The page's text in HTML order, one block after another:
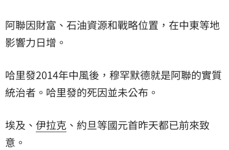
阿聯因財富、石油資源和戰略位置，在中東等地
影響力日增。
哈里發2014年中風後，穆罕默德就是阿聯的實質
統治者。哈里發的死因並未公布。
埃及、 伊拉克 、約旦等國元首昨天都已前來致
意。